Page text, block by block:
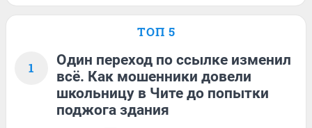
ТОП 5
1
Один переход по ссылке изменил
всё. Как мошенники довели
школьницу в Чите до попытки
поджога здания